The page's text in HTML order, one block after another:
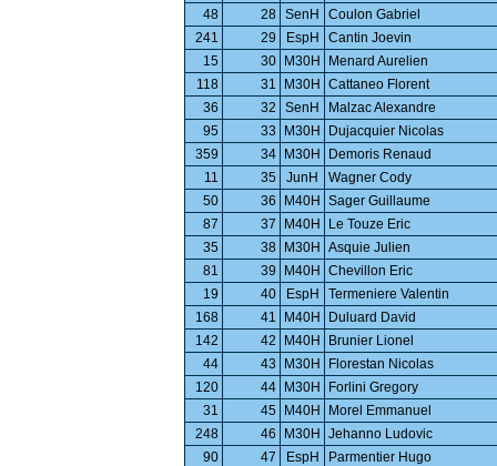
48
28 SenH
Coulon Gabriel
241
29 EspH
Cantin Joevin
15
30 M30H
Menard Aurelien
118
31 M30H
Cattaneo Florent
36
32 SenH
Malzac Alexandre
95
33 M30H
Dujacquier Nicolas
359
34 M30H
Demoris Renaud
11
35 JunH
Wagner Cody
50
36 M40H
Sager Guillaume
87
37 M40H
Le Touze Eric
35
38 M30H
Asquie Julien
81
39 M40H
Chevillon Eric
19
40 EspH
Termeniere Valentin
168
41 M40H
Duluard David
142
42 M40H
Brunier Lionel
44
43 M30H
Florestan Nicolas
120
44 M30H
Forlini Gregory
31
45 M40H
Morel Emmanuel
248
46 M30H
Jehanno Ludovic
90
47 EspH
Parmentier Hugo